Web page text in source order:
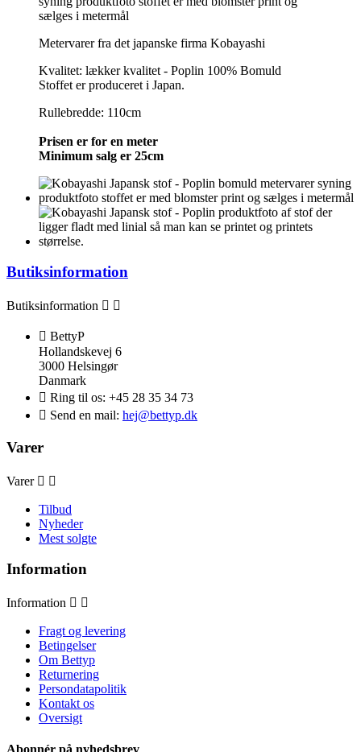
Metervarer fra det japanske firma Kobayashi
Kvalitet: lækker kvalitet - Poplin 100% Bomuld
Stoffet er produceret i Japan.
Rullebredde: 110cm
Prisen er for en meter
Minimum salg er 25cm
Butiksinformation
Butiksinformation  
 BettyP
Hollandskevej 6
3000 Helsingør
Danmark
 Ring til os: +45 28 35 34 73
 Send en mail: hej@bettyp.dk
Varer
Varer  
Tilbud
Nyheder
Mest solgte
Information
Information  
Fragt og levering
Betingelser
Om Bettyp
Returnering
Persondatapolitik
Kontakt os
Oversigt